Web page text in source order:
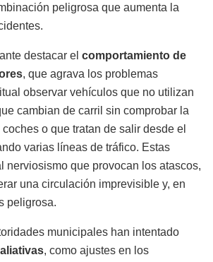
peligrosa que aumenta la
destacar el comportamiento de
, que agrava los problemas
observar vehículos que no utilizan
cambian de carril sin comprobar la
o que tratan de salir desde el
varias líneas de tráfico. Estas
nerviosismo que provocan los atascos,
una circulación imprevisible y, en
peligrosa.
municipales han intentado
, como ajustes en los